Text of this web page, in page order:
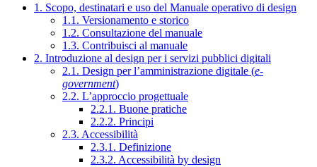
1. Scopo, destinatari e uso del Manuale operativo di design
1.1. Versionamento e storico
1.2. Consultazione del manuale
1.3. Contribuisci al manuale
2. Introduzione al design per i servizi pubblici digitali
2.1. Design per l’amministrazione digitale (e-
government)
2.2. L’approccio progettuale
2.2.1. Buone pratiche
2.2.2. Principi
2.3. Accessibilità
2.3.1. Definizione
2.3.2. Accessibilità by design